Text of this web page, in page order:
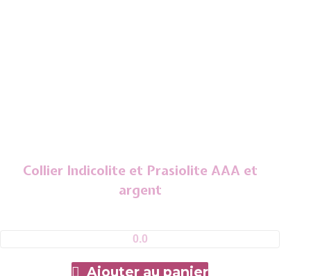
Collier Indicolite et Prasiolite AAA et
argent
0.0
Ajouter au panier